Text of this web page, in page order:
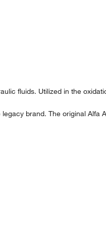
fluids. Utilized in the
brand. The original Alfa